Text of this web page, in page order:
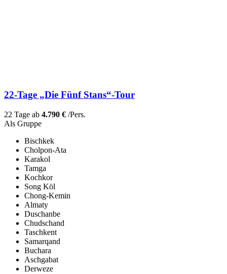
22-Tage „Die Fünf Stans“-Tour
22 Tage ab 4.790 € /Pers.
Als Gruppe
Bischkek
Cholpon-Ata
Karakol
Tamga
Kochkor
Song Köl
Chong-Kemin
Almaty
Duschanbe
Chudschand
Taschkent
Samarqand
Buchara
Aschgabat
Derweze